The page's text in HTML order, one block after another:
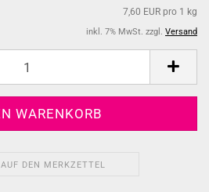
7,60 EUR pro 1 kg
inkl. 7% MwSt. zzgl. Versand
AUF DEN MERKZETTEL